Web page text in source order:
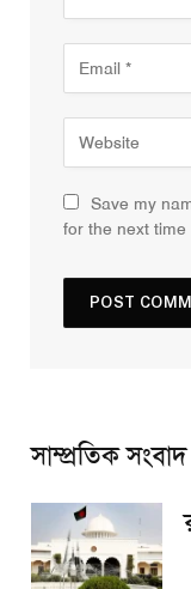
Save my
for the next time
সাম্প্রতিক সংবাদ